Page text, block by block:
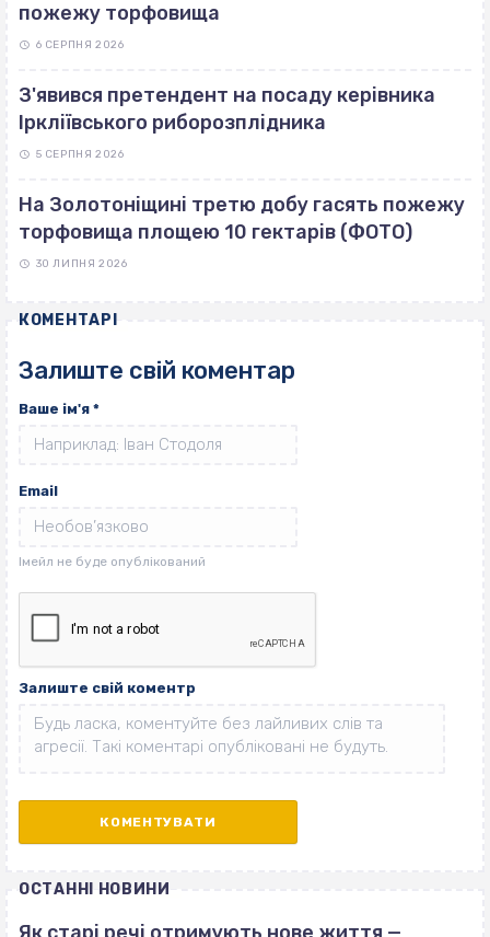
пожежу торфовища
6 СЕРПНЯ 2026
З'явився претендент на посаду керівника
Іркліївського риборозплідника
5 СЕРПНЯ 2026
На Золотоніщині третю добу гасять пожежу
торфовища площею 10 гектарів (ФОТО)
30 ЛИПНЯ 2026
КОМЕНТАРІ
Залиште свій коментар
Ваше ім'я *
Email
Залиште свій коментр
ОСТАННІ НОВИНИ